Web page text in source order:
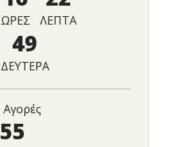
ΩΡΕΣ ΛΕΠΤΑ
48
ΔΕΥΤΕΡΑ
Αγορές
55